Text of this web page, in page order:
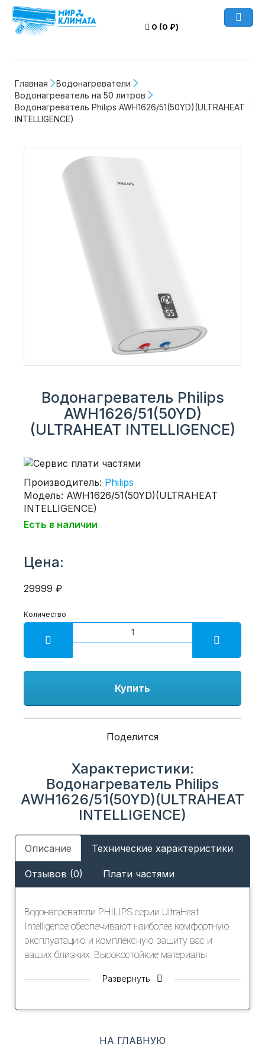
0 (0 ₽)
Главная
Водонагреватели
Водонагреватель на 50 литров
Водонагреватель Philips AWH1626/51(50YD)(ULTRAHEAT
INTELLIGENCE)
Водонагреватель Philips
AWH1626/51(50YD)
(ULTRAHEAT INTELLIGENCE)
Производитель: Philips
Модель: AWH1626/51(50YD)(ULTRAHEAT
INTELLIGENCE)
Есть в наличии
Цена:
29999 ₽
Количество
Купить
Поделится
Характеристики:
Водонагреватель Philips
AWH1626/51(50YD)(ULTRAHEAT
INTELLIGENCE)
Описание Технические характеристики
Отзывов (0) Плати частями
Водонагреватели PHILIPS серии UltraHeat
Intelligence обеспечивают наиболее комфортную
эксплуатацию и комплексную защиту вас и
ваших близких. Высокостойкие материалы
дольше.
Водонагреватель быстро нагреет большой объем
мощностью 2 кВт. Специальное устройство
Развернуть
НА ГЛАВНУЮ